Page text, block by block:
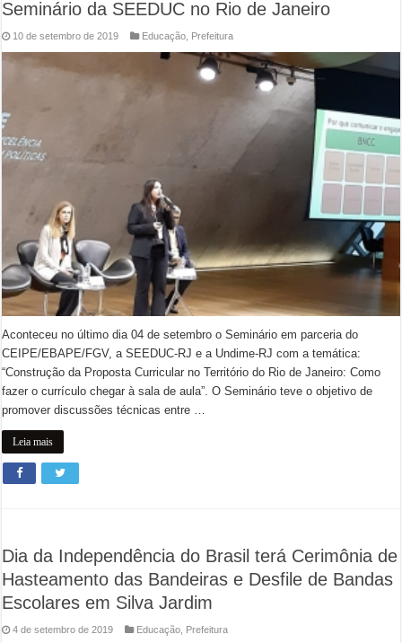
Seminário da SEEDUC no Rio de Janeiro
10 de setembro de 2019 Educação Prefeitura
Aconteceu no último dia 04 de setembro o Seminário em parceria do
CEIPE/EBAPE/FGV, a SEEDUC-RJ e a Undime-RJ com a temática:
“Construção da Proposta Curricular no Território do Rio de Janeiro: Como
fazer o currículo chegar à sala de aula”. O Seminário teve o objetivo de
promover discussões técnicas entre …
Leia mais
Dia da Independência do Brasil terá Cerimônia de
Hasteamento das Bandeiras e Desfile de Bandas
Escolares em Silva Jardim
4 de setembro de 2019 Educação Prefeitura